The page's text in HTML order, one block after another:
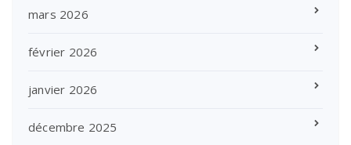
mars 2026
février 2026
janvier 2026
décembre 2025